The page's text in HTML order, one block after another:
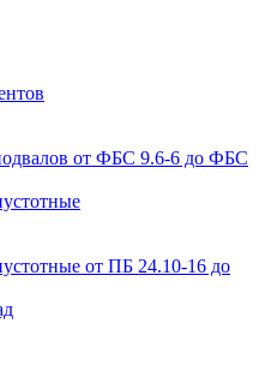
от ФБС 9.6-6 до ФБС
от ПБ 24.10-16 до